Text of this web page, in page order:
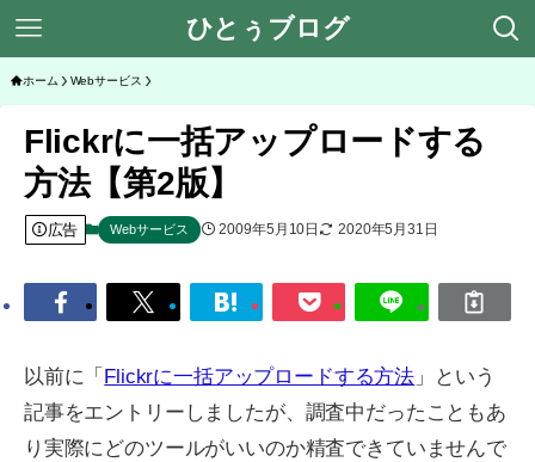
ひとぅブログ
ホーム Webサービス
Flickrに一括アップロードする
方法【第2版】
広告 Webサービス 2009年5月10日 2020年5月31日
以前に「 Flickrに一括アップロードする方法 」という
記事をエントリーしましたが、調査中だったこともあ
り実際にどのツールがいいのか精査できていませんで